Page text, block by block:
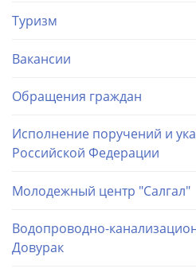
Туризм
Вакансии
Обращения граждан
Исполнение поручений и
Российской Федерации
Молодежный центр "Салгал"
Водопроводно-
Довурак